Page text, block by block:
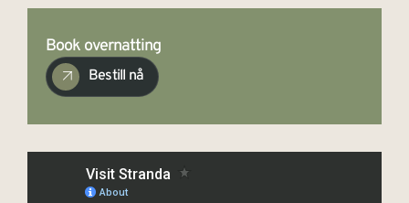
Book overnatting
Bestill nå